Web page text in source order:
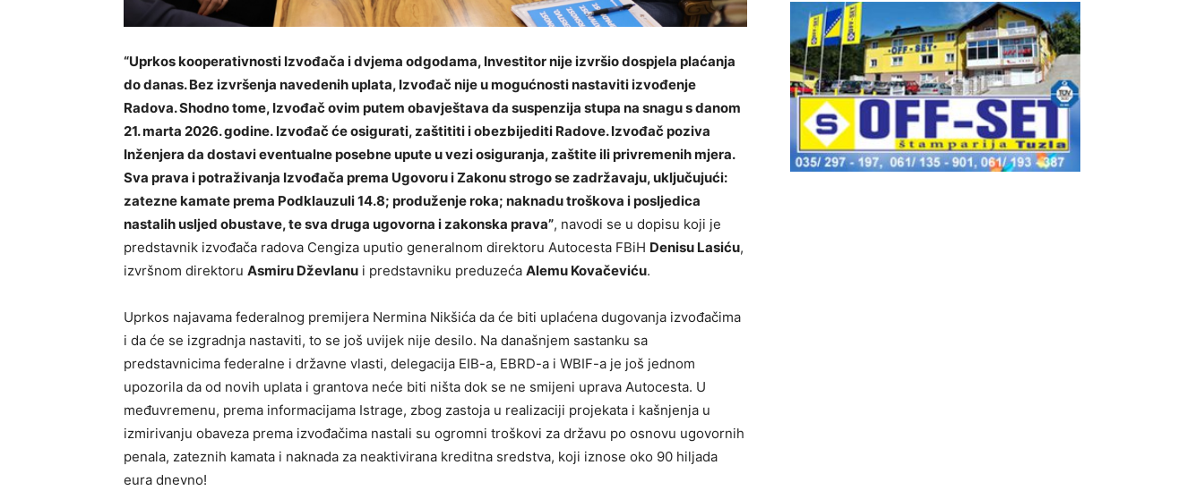
“Uprkos kooperativnosti Izvođača i dvjema odgodama, Investitor nije izvršio dospjela plaćanja
do danas. Bez izvršenja navedenih uplata, Izvođač nije u mogućnosti nastaviti izvođenje
Radova. Shodno tome, Izvođač ovim putem obavještava da suspenzija stupa na snagu s danom
21. marta 2026. godine. Izvođač će osigurati, zaštititi i obezbijediti Radove. Izvođač poziva
Inženjera da dostavi eventualne posebne upute u vezi osiguranja, zaštite ili privremenih mjera.
Sva prava i potraživanja Izvođača prema Ugovoru i Zakonu strogo se zadržavaju, uključujući:
zatezne kamate prema Podklauzuli 14.8; produženje roka; naknadu troškova i posljedica
nastalih usljed obustave, te sva druga ugovorna i zakonska prava”, navodi se u dopisu koji je
predstavnik izvođača radova Cengiza uputio generalnom direktoru Autocesta FBiH Denisu Lasiću,
izvršnom direktoru Asmiru Dževlanu i predstavniku preduzeća Alemu Kovačeviću.
Uprkos najavama federalnog premijera Nermina Nikšića da će biti uplaćena dugovanja izvođačima
i da će se izgradnja nastaviti, to se još uvijek nije desilo. Na današnjem sastanku sa
predstavnicima federalne i državne vlasti, delegacija EIB-a, EBRD-a i WBIF-a je još jednom
upozorila da od novih uplata i grantova neće biti ništa dok se ne smijeni uprava Autocesta. U
međuvremenu, prema informacijama Istrage, zbog zastoja u realizaciji projekata i kašnjenja u
izmirivanju obaveza prema izvođačima nastali su ogromni troškovi za državu po osnovu ugovornih
penala, zateznih kamata i naknada za neaktivirana kreditna sredstva, koji iznose oko 90 hiljada
eura dnevno!